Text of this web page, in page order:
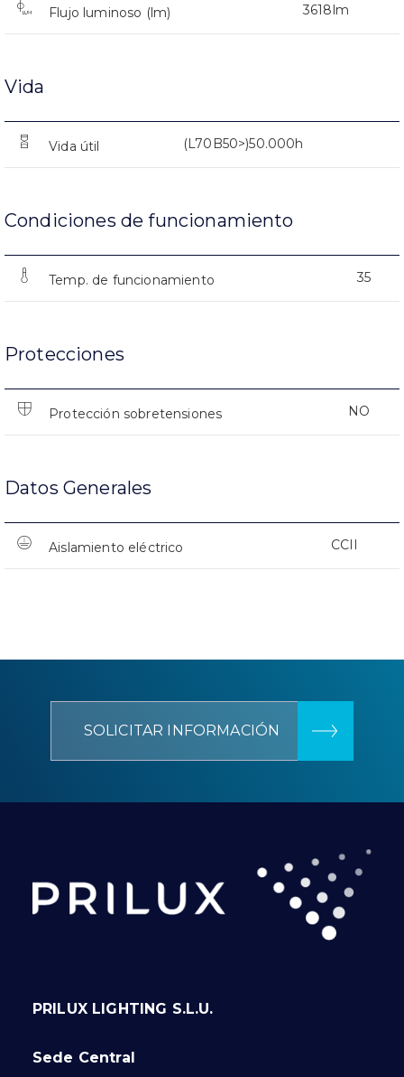
Flujo luminoso (lm) 3618lm
Vida
Vida útil (L70B50>)50.000h
Condiciones de funcionamiento
Temp. de funcionamiento 35
Protecciones
Protección sobretensiones NO
Datos Generales
Aislamiento eléctrico CCII
SOLICITAR INFORMACIÓN
PRILUX LIGHTING S.L.U.
Sede Central